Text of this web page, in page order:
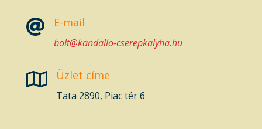
 E-mail
bolt@kandallo-cserepkalyha.hu
 Üzlet címe
Tata 2890, Piac tér 6